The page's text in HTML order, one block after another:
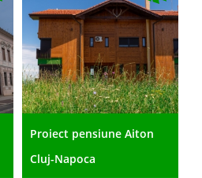
Proiect pensiune Aiton
Cluj-Napoca